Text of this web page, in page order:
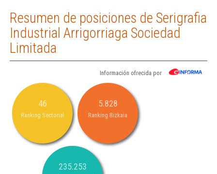
Resumen de posiciones de Serigrafia
Industrial Arrigorriaga Sociedad
Limitada
Información ofrecida por
46
Ranking Sectorial
5.828
Ranking Bizkaia
235.253